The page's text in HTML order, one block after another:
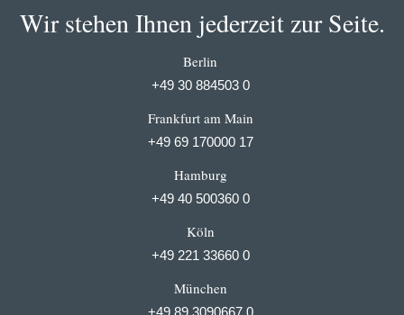
Wir stehen Ihnen jederzeit zur Seite.
Berlin
+49 30 884503 0
Frankfurt am Main
+49 69 170000 17
Hamburg
+49 40 500360 0
Köln
+49 221 33660 0
München
+49 89 3090667 0